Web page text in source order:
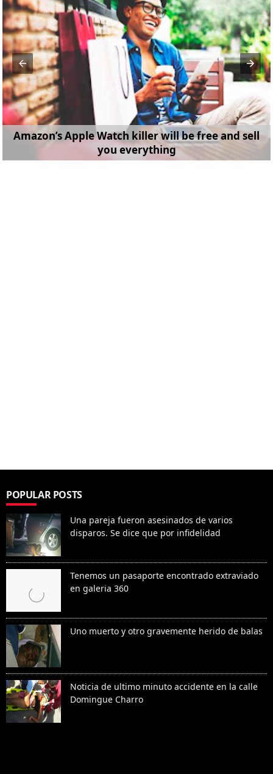
Amazon’s Apple Watch killer will be free and sell
you everything
POPULAR POSTS
Una pareja fueron asesinados de varios
disparos. Se dice que por infidelidad
Tenemos un pasaporte encontrado extraviado
en galeria 360
Uno muerto y otro gravemente herido de balas
Noticia de ultimo minuto accidente en la calle
Domingue Charro